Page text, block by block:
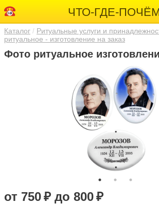
ЧТО-ГДЕ-
Каталог Ритуальные услуги и
ритуальное - изготовление на заказ
Фото ритуальное
от 750 ₽ до 800 ₽